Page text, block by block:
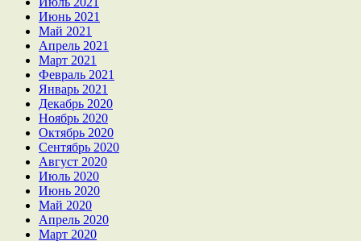
Июнь 2021
Май 2021
Апрель 2021
Март 2021
Февраль 2021
Январь 2021
Декабрь 2020
Ноябрь 2020
Октябрь 2020
Сентябрь 2020
Август 2020
Июль 2020
Июнь 2020
Май 2020
Апрель 2020
Март 2020